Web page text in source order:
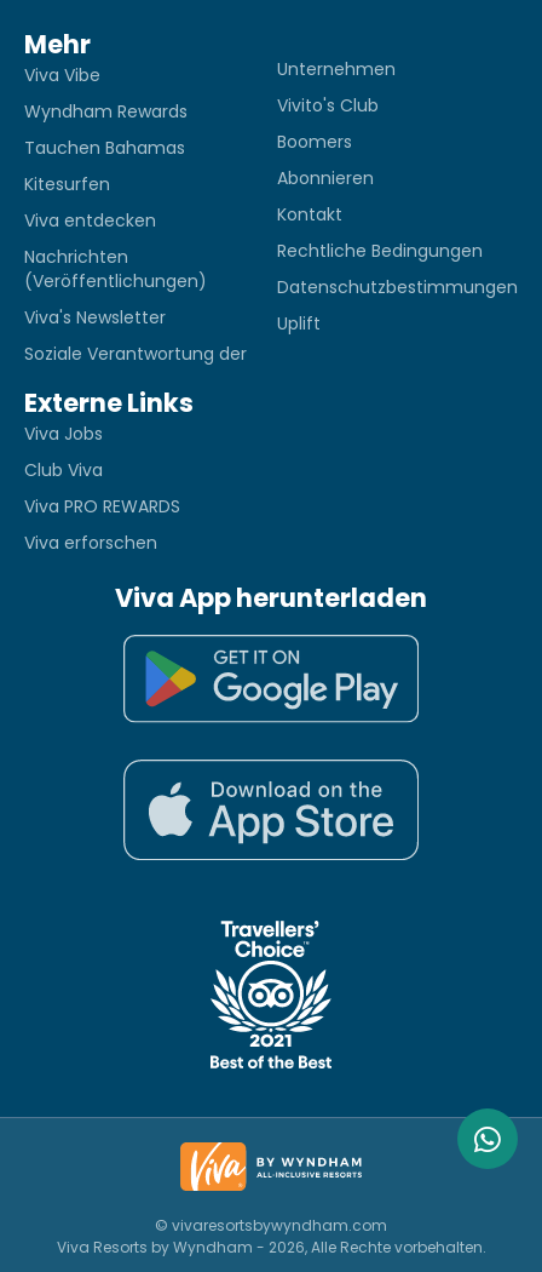
Mehr
Viva Vibe
Wyndham Rewards
Tauchen Bahamas
Kitesurfen
Viva entdecken
Nachrichten
(Veröffentlichungen)
Viva's Newsletter
Soziale Verantwortung der
Unternehmen
Vivito's Club
Boomers
Abonnieren
Kontakt
Rechtliche Bedingungen
Datenschutzbestimmungen
Uplift
Externe Links
Viva Jobs
Club Viva
Viva PRO REWARDS
Viva erforschen
Viva App herunterladen
© vivaresortsbywyndham.com
Viva Resorts by Wyndham - 2026, Alle Rechte vorbehalten.